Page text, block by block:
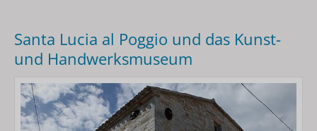
Santa Lucia al Poggio und das Kunst-
und Handwerksmuseum